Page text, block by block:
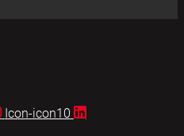
Icon-icon10